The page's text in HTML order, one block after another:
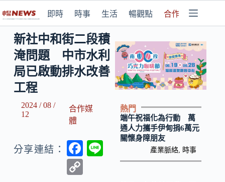
即時 時事 生活 暢觀點 合作媒體
新社中和街二段積
淹問題 中市水利
局已啟動排水改善
工程
2024 / 08 /
12
合作媒
體
分享連結：
F
熱門
端午祝福化為行動 萬
通人力攜手伊甸捐6萬元
關懷身障朋友
產業脈絡 時事